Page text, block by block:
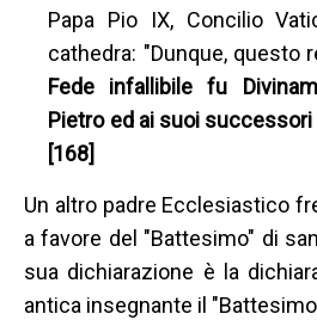
Papa Pio IX, Concilio
cathedra: "Dunque, questo
Fede infallibile fu
Pietro ed ai suoi
[168]
Un altro padre Ecclesiastico
a favore del "Battesimo" di
sua dichiarazione è la
antica insegnante il